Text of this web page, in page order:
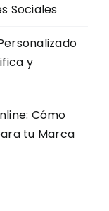
Sociales
y
Cómo
tu Marca